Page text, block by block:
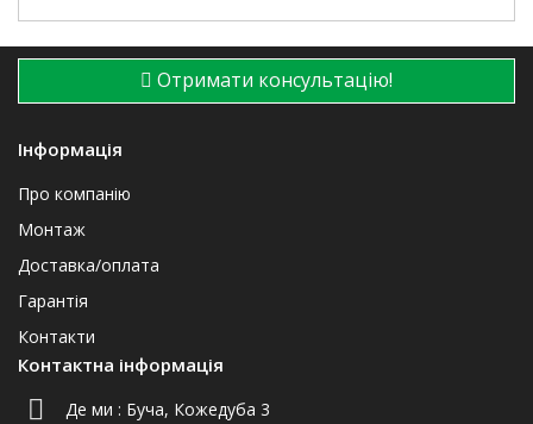
Отримати консультацію!
Інформація
Про компанію
Монтаж
Доставка/оплата
Гарантія
Контакти
Контактна інформація
Де ми : Буча, Кожедуба 3